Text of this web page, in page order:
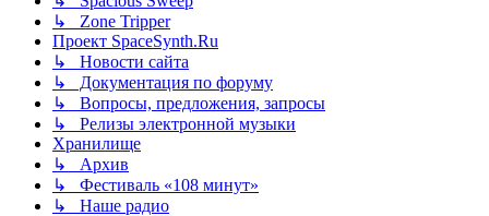
↳ Zone Tripper
Проект SpaceSynth.Ru
↳ Новости сайта
↳ Документация по форуму
↳ Вопросы, предложения, запросы
↳ Релизы электронной музыки
Хранилище
↳ Архив
↳ Фестиваль «108 минут»
↳ Наше радио